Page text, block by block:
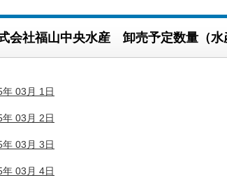
会社福山中央水産 卸売予定数量（水
年 03月 1日
年 03月 2日
年 03月 3日
年 03月 4日